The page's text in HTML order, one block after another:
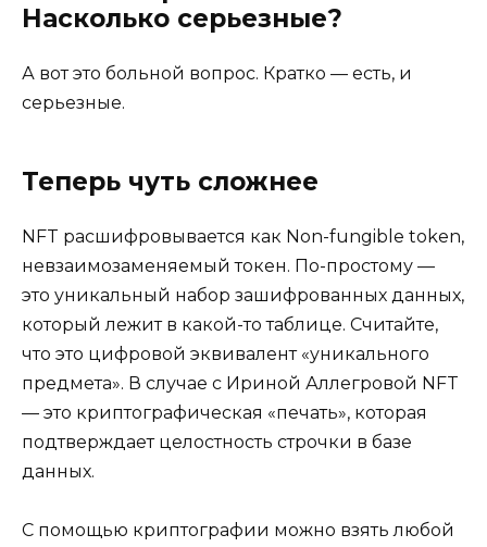
Насколько серьезные?
А вот это больной вопрос. Кратко — есть, и
серьезные.
Теперь чуть сложнее
NFT расшифровывается как Non-fungible token,
невзаимозаменяемый токен. По-простому —
это уникальный набор зашифрованных данных,
который лежит в какой-то таблице. Считайте,
что это цифровой эквивалент «уникального
предмета». В случае с Ириной Аллегровой NFT
— это криптографическая «печать», которая
подтверждает целостность строчки в базе
данных.
С помощью криптографии можно взять любой